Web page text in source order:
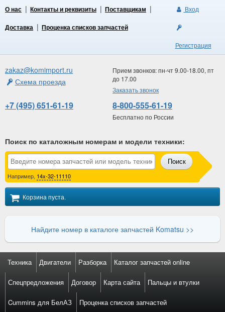
О нас Контакты и реквизиты
Поставщикам
Доставка
Проценка списков запчастей
Вход
Регистрация
zakaz@komimport.ru
Схема проезда
Прием звонков: пн-чт 9.00-18.00, пт
до 17.00
Заказать звонок
+7 (495) 651-61-19 8-800-555-61-19
Бесплатно по России
Поиск по каталожным номерам и модели техники:
Поиск
Например, 14x-32-11110
Корзина пуста.
Найдите номер в каталоге запчастей Komatsu >>
Техника Двигатели Разборка Каталог запчастей online
Спецпредложения Договор Карта сайта Пальцы и втулки
Cummins для БелАЗ Проценка списков запчастей